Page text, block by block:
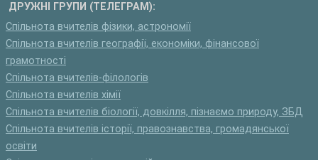
ДРУЖНІ ГРУПИ (ТЕЛЕГРАМ):
Спільнота вчителів фізики, астрономії
Спільнота вчителів географії, економіки, фінансової
грамотності
Спільнота вчителів-філологів
Спільнота вчителів хімії
Спільнота вчителів біології, довкілля, пізнаємо природу, ЗБД
Спільнота вчителів історії, правознавства, громадянської
освіти